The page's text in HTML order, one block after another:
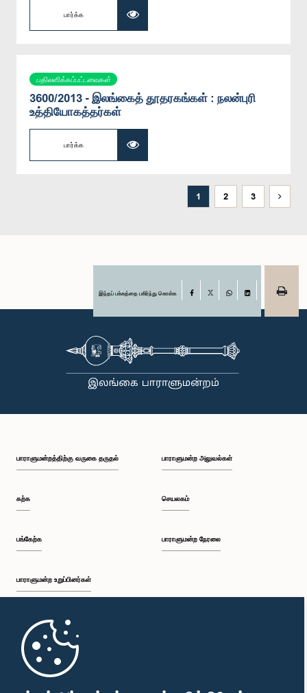
பார்க்க
பதிலளிக்கப்பட்டவைகள்
3600/2013 - இலங்கைத் தூதரகங்கள் : நலன்புரி
உத்தியோகத்தர்கள்
பார்க்க
1 2 3
இந்தப் பக்கத்தை பகிர்ந்து கொள்க Facebook
பாராளுமன்றத்திற்கு வருகை தருதல்
கற்க
பங்கேற்க
பாராளுமன்ற உறுப்பினர்கள்
முதற்பக்கம்
பாராளுமன்ற அலுவல்கள்
செயலகம்
பாராளுமன்ற நேரலை
பாராளுமன்ற கையடக்க செயலி